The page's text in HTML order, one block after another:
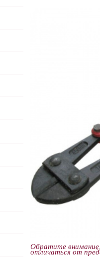
Обратите
отличаться от